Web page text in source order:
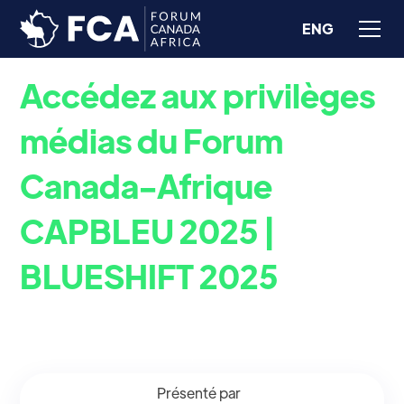
ENG
Accédez aux privilèges
médias du Forum
Canada-Afrique
CAPBLEU 2025 |
BLUESHIFT 2025
Présenté par